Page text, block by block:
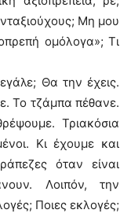
Μη μου
ομόλογα»; Τι
Θα την έχεις.
Το τζάμπα πέθανε.
Τριακόσια
Κι έχουμε και
όταν είναι
Λοιπόν, την
Ποιες εκλογές;